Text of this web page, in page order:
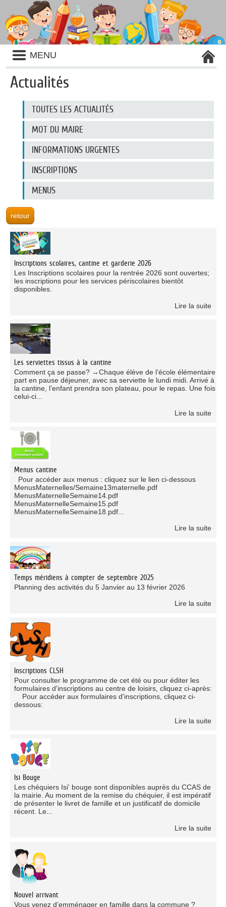
Liste
des
avertissements
MENU
Actualités
catégories
d'actualité
TOUTES LES ACTUALITÉS
MOT DU MAIRE
INFORMATIONS URGENTES
INSCRIPTIONS
MENUS
Inscriptions scolaires, cantine et garderie 2026
Les Inscriptions scolaires pour la rentrée 2026 sont ouvertes;
les inscriptions pour les services périscolaires bientôt
disponibles.
Lire la suite
Les serviettes tissus à la cantine
Comment ça se passe? →Chaque élève de l’école élémentaire
part en pause déjeuner, avec sa serviette le lundi midi. Arrivé à
la cantine, l’enfant prendra son plateau, pour le repas. Une fois
celui-ci...
Lire la suite
Menus cantine
Pour accéder aux menus : cliquez sur le lien ci-dessous
MenusMaternelles/Semaine13maternelle.pdf
MenusMaternelleSemaine14.pdf
MenusMaternelleSemaine15.pdf
MenusMaternelleSemaine18.pdf...
Lire la suite
Temps méridiens à compter de septembre 2025
Planning des activités du 5 Janvier au 13 février 2026
Lire la suite
Inscriptions CLSH
Pour consulter le programme de cet été ou pour éditer les
formulaires d'inscriptions au centre de loisirs, cliquez ci-après:
Pour accéder aux formulaires d'inscriptions, cliquez ci-
dessous:
Lire la suite
Isi Bouge
Les chéquiers Isi' bouge sont disponibles auprès du CCAS de
la mairie. Au moment de la remise du chéquier, il est impératif
de présenter le livret de famille et un justificatif de domicile
récent. Le...
Lire la suite
Nouvel arrivant
Vous venez d’emménager en famille dans la commune ?